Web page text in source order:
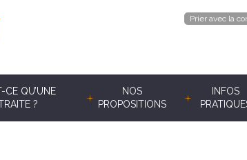
Prier avec la
CE QU’UNE
?
NOS
PROPOSITIONS
INFOS